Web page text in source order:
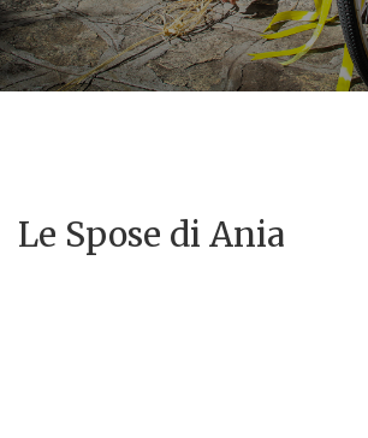
Le Spose di Ania